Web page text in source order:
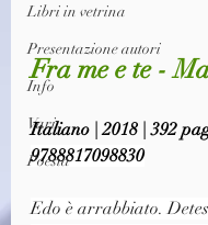
Libri in vetrina
Presentazione autori
Info
Vari
Poesia
Fra me e te -
Italiano | 2018 | 392
9788817098830
Edo è arrabbiato.